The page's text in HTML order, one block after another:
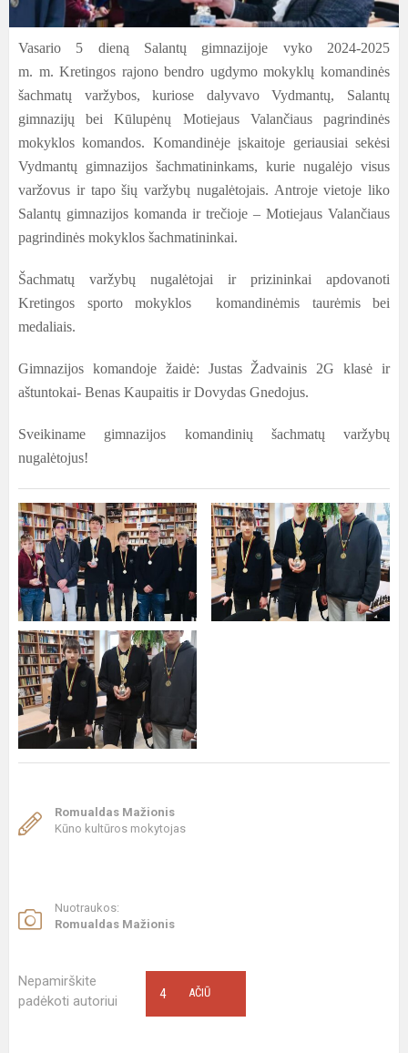
Vasario 5 dieną Salantų gimnazijoje vyko 2024-2025
m. m. Kretingos rajono bendro ugdymo mokyklų komandinės
šachmatų varžybos, kuriose dalyvavo Vydmantų, Salantų
gimnazijų bei Kūlupėnų Motiejaus Valančiaus pagrindinės
mokyklos komandos. Komandinėje įskaitoje geriausiai sekėsi
Vydmantų gimnazijos šachmatininkams, kurie nugalėjo visus
varžovus ir tapo šių varžybų nugalėtojais. Antroje vietoje liko
Salantų gimnazijos komanda ir trečioje – Motiejaus Valančiaus
pagrindinės mokyklos šachmatininkai.
Šachmatų varžybų nugalėtojai ir prizininkai apdovanoti
Kretingos sporto mokyklos komandinėmis taurėmis bei
medaliais.
Gimnazijos komandoje žaidė: Justas Žadvainis 2G klasė ir
aštuntokai- Benas Kaupaitis ir Dovydas Gnedojus.
Sveikiname gimnazijos komandinių šachmatų varžybų
nugalėtojus!
Romualdas Mažionis
Kūno kultūros mokytojas
Nuotraukos:
Romualdas Mažionis
Nepamirškite
padėkoti autoriui
AČIŪ
4